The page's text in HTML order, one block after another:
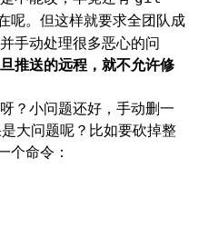
呢。但这样就要求全团队成
手动处理很多恶心的问
推送的远程，就不允许修
？小问题还好，手动删一
大问题呢？比如要砍掉整
个命令：